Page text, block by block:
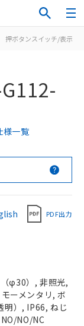
押ボタンスイッチ/表示灯
様一覧
PDF出力
φ30）, 非照光,
ーメンタリ, ボ
明）, IP66, ねじ
NO/NC